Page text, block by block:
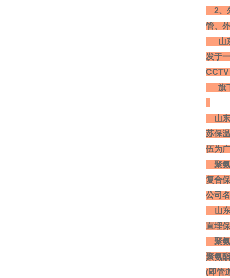
2、
管、
山
发于
旗下
山东
苏保
伍为
聚氨
复合
公司
山东
直埋
聚氨
聚氨
(即管